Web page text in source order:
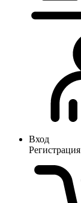
Вход
Регистрация